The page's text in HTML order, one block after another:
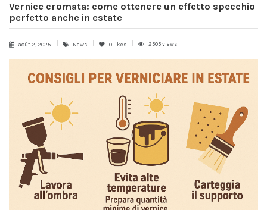
Vernice cromata: come ottenere un effetto specchio
perfetto anche in estate
août 2, 2025 News 0 likes 2505 views